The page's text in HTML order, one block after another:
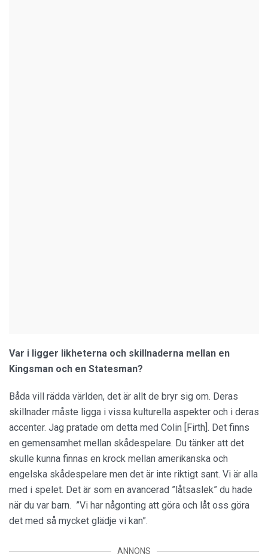
Var i ligger likheterna och skillnaderna mellan en
Kingsman och en Statesman?
Båda vill rädda världen, det är allt de bryr sig om. Deras
skillnader måste ligga i vissa kulturella aspekter och i deras
accenter. Jag pratade om detta med Colin [Firth]. Det finns
en gemensamhet mellan skådespelare. Du tänker att det
skulle kunna finnas en krock mellan amerikanska och
engelska skådespelare men det är inte riktigt sant. Vi är alla
med i spelet. Det är som en avancerad ”låtsaslek” du hade
när du var barn. ”Vi har någonting att göra och låt oss göra
det med så mycket glädje vi kan”.
ANNONS